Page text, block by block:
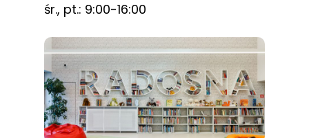
śr., pt.: 9:00-16:00